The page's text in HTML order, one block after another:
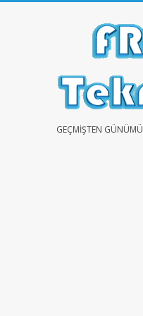
FREEGEÇMIŞTEN